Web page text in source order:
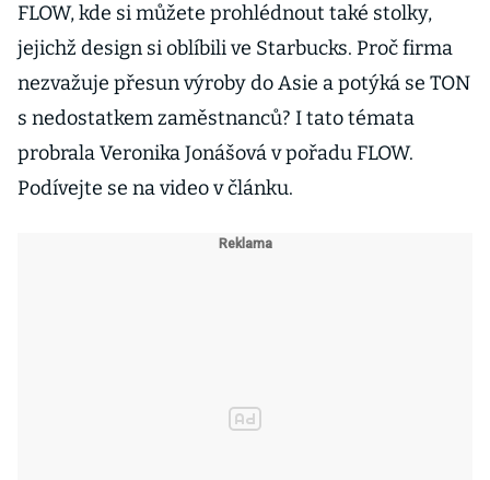
FLOW, kde si můžete prohlédnout také stolky,
jejichž design si oblíbili ve Starbucks. Proč firma
nezvažuje přesun výroby do Asie a potýká se TON
s nedostatkem zaměstnanců? I tato témata
probrala Veronika Jonášová v pořadu FLOW.
Podívejte se na video v článku.